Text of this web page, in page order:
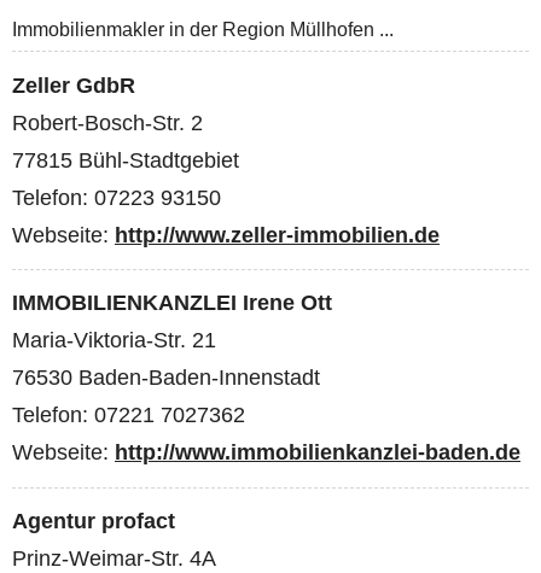
Immobilienmakler in der Region Müllhofen ...
Zeller GdbR
Robert-Bosch-Str. 2
77815 Bühl-Stadtgebiet
Telefon: 07223 93150
Webseite: http://www.zeller-immobilien.de
IMMOBILIENKANZLEI Irene Ott
Maria-Viktoria-Str. 21
76530 Baden-Baden-Innenstadt
Telefon: 07221 7027362
Webseite: http://www.immobilienkanzlei-baden.de
Agentur profact
Prinz-Weimar-Str. 4A